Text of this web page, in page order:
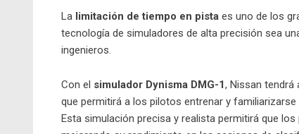
La limitación de tiempo en pista es uno de los
tecnología de simuladores de alta precisión sea
ingenieros.
Con el simulador Dynisma DMG-1, Nissan tendrá
que permitirá a los pilotos entrenar y
Esta simulación precisa y realista permitirá que